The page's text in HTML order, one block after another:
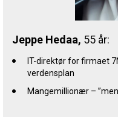
Jeppe Hedaa, 55 år:
IT-direktør for firmaet
verdensplan
Mangemillionær –